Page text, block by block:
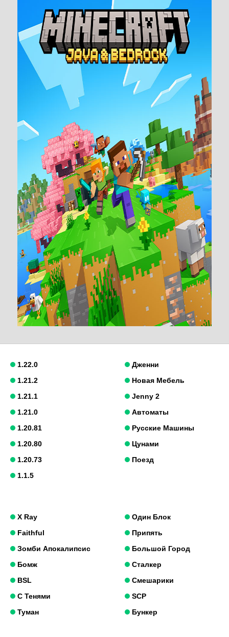
1.22.0
1.21.2
1.21.1
1.21.0
1.20.81
1.20.80
1.20.73
1.1.5
Дженни
Новая Мебель
Jenny 2
Автоматы
Русские Машины
Цунами
Поезд
X Ray
Faithful
Зомби Апокалипсис
Бомж
BSL
С Тенями
Туман
Один Блок
Припять
Большой Город
Сталкер
Смешарики
SCP
Бункер